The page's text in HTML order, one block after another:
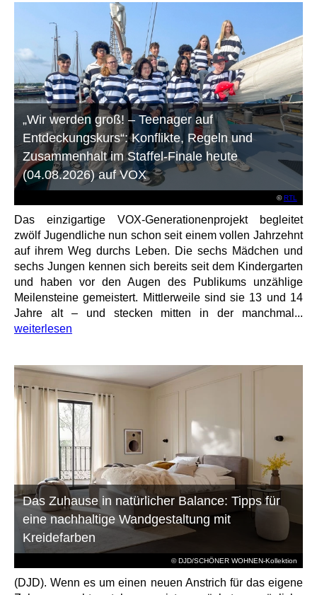
©RTL
„Wir werden groß! – Teenager auf
Entdeckungskurs“: Konflikte, Regeln und
Zusammenhalt im Staffel-Finale heute
(04.08.2026) auf VOX
Das einzigartige VOX-Generationenprojekt begleitet
zwölf Jugendliche nun schon seit einem vollen Jahrzehnt
auf ihrem Weg durchs Leben. Die sechs Mädchen und
sechs Jungen kennen sich bereits seit dem Kindergarten
und haben vor den Augen des Publikums unzählige
Meilensteine gemeistert. Mittlerweile sind sie 13 und 14
Jahre alt – und stecken mitten in der manchmal...
weiterlesen
© DJD/SCHÖNER WOHNEN-Kollektion
Das Zuhause in natürlicher Balance: Tipps für
eine nachhaltige Wandgestaltung mit
Kreidefarben
(DJD). Wenn es um einen neuen Anstrich für das eigene